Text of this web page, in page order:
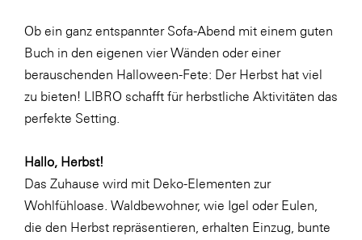
FRoSTA
FV Energierohstoff & Kraftstoff
Gardena
Gas Connect Austria
Bauvereinigungen
Getzner Werkstoffe
Heimat Österreich
Ob ein ganz entspannter Sofa-Abend mit einem guten
Buch in den eigenen vier Wänden oder einer
berauschenden Halloween-Fete: Der Herbst hat viel
zu bieten! LIBRO schafft für herbstliche Aktivitäten das
perfekte Setting.
Hallo, Herbst!
Das Zuhause wird mit Deko-Elementen zur
Wohlfühloase. Waldbewohner, wie Igel oder Eulen,
die den Herbst repräsentieren, erhalten Einzug, bunte